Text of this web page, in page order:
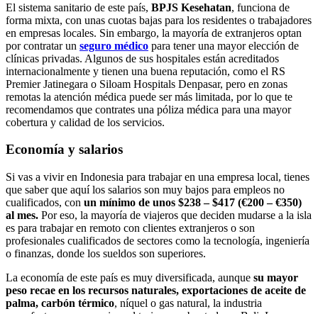
El sistema sanitario de este país, BPJS Kesehatan, funciona de
forma mixta, con unas cuotas bajas para los residentes o trabajadores
en empresas locales. Sin embargo, la mayoría de extranjeros optan
por contratar un seguro médico para tener una mayor elección de
clínicas privadas. Algunos de sus hospitales están acreditados
internacionalmente y tienen una buena reputación, como el RS
Premier Jatinegara o Siloam Hospitals Denpasar, pero en zonas
remotas la atención médica puede ser más limitada, por lo que te
recomendamos que contrates una póliza médica para una mayor
cobertura y calidad de los servicios.
Economía y salarios
Si vas a vivir en Indonesia para trabajar en una empresa local, tienes
que saber que aquí los salarios son muy bajos para empleos no
cualificados, con un mínimo de unos $238 – $417 (€200 – €350)
al mes. Por eso, la mayoría de viajeros que deciden mudarse a la isla
es para trabajar en remoto con clientes extranjeros o son
profesionales cualificados de sectores como la tecnología, ingeniería
o finanzas, donde los sueldos son superiores.
La economía de este país es muy diversificada, aunque su mayor
peso recae en los recursos naturales, exportaciones de aceite de
palma, carbón térmico, níquel o gas natural, la industria